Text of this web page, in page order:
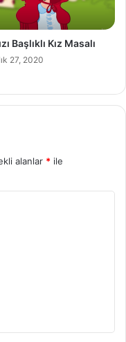
Başlıklı Kız Masalı
27, 2020
alanlar * ile